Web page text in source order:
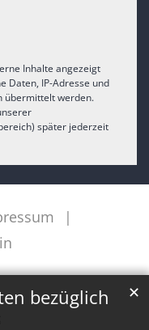
bezüglich
✕
Inhalte angezeigt
Daten, IP-Adresse und
übermittelt werden.
später jederzeit